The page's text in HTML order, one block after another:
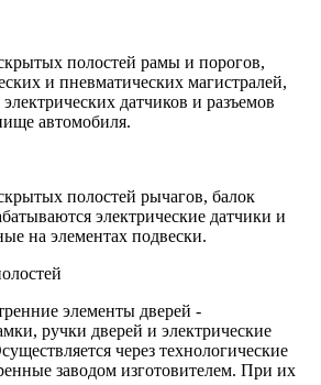
полостей рамы и порогов,
и пневматических магистралей,
датчиков и разъемов
автомобиля.
полостей рычагов, балок
электрические датчики и
на элементах подвески.
элементы дверей -
ручки дверей и электрические
через технологические
заводом изготовителем. При их